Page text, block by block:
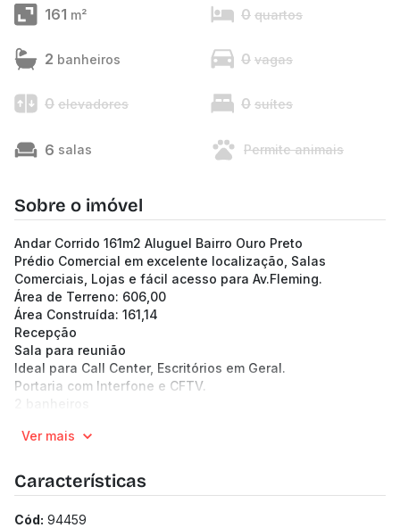
161 m² 0 quartos
2 banheiros 0 vagas
0 elevadores 0 suítes
6 salas Permite animais
Sobre o imóvel
Andar Corrido 161m2 Aluguel Bairro Ouro Preto
Prédio Comercial em excelente localização, Salas
Comerciais, Lojas e fácil acesso para Av.Fleming.
Área de Terreno: 606,00
Área Construída: 161,14
Recepção
Sala para reunião
Ideal para Call Center, Escritórios em Geral.
Portaria com Interfone e CFTV.
2 banheiros
(Os preços e informações poderão sofrer mudanças.
Ver mais
Características
Cód: 94459